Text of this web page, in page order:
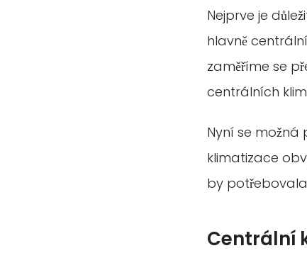
Nejprve je
hlavně
zaměříme se
centrálních
Nyní se možná
klimatizace
by
Centrální